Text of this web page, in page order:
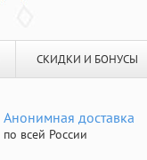
СКИДКИ И БОНУСЫ
Анонимная доставка
по всей России